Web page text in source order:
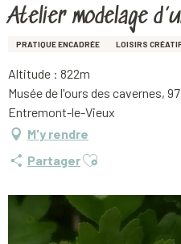
principal
Atelier modelage
PRATIQUE ENCADRÉE LOISIRS
Altitude : 822m
Musée de l'ours des cavernes,
Entremont-le-Vieux
M'y rendre
PartagerAjouter aux